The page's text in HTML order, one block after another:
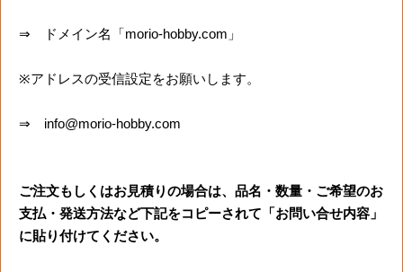
⇒ ドメイン名「morio-hobby.com」
※アドレスの受信設定をお願いします。
⇒ info@morio-hobby.com
ご注文もしくはお見積りの場合は、品名・数量・ご希望のお
支払・発送方法など下記をコピーされて「お問い合せ内容」
に貼り付けてください。